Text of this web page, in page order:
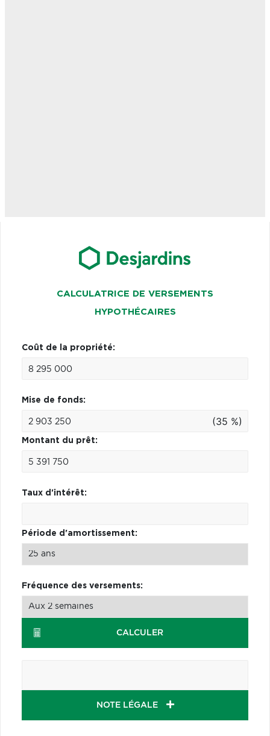
CALCULATRICE DE VERSEMENTS
HYPOTHÉCAIRES
Coût de la propriété:
Mise de fonds:
(35 %)
Montant du prêt:
Taux d'intérêt:
Période d'amortissement:
Fréquence des versements:
CALCULER
NOTE LÉGALE